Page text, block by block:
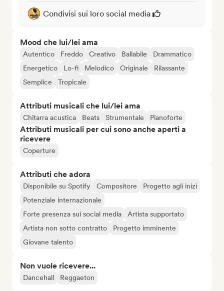
Condivisi sui loro social media
Mood che lui/lei ama
Autentico Freddo Creativo Ballabile
Drammatico
Energetico
Lo-fi Melodico Originale
Rilassante
Semplice
Tropicale
Attributi musicali che lui/lei ama
Chitarra acustica Beats Strumentale Pianoforte
Attributi musicali per cui sono anche aperti a
ricevere
Coperture
Attributi che adora
Disponibile su Spotify Compositore
Progetto agli inizi
Potenziale internazionale
Forte presenza sui social media
Artista supportato
Artista non sotto contratto
Progetto imminente
Giovane talento
Non vuole ricevere...
Dancehall Reggaeton